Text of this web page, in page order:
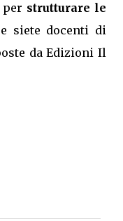
strutturare le
e siete docenti di
da Edizioni Il